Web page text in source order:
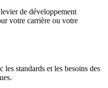
de développement
votre carrière ou votre
standards et les besoins des